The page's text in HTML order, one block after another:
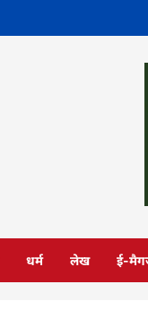
धर्म लेख ई-